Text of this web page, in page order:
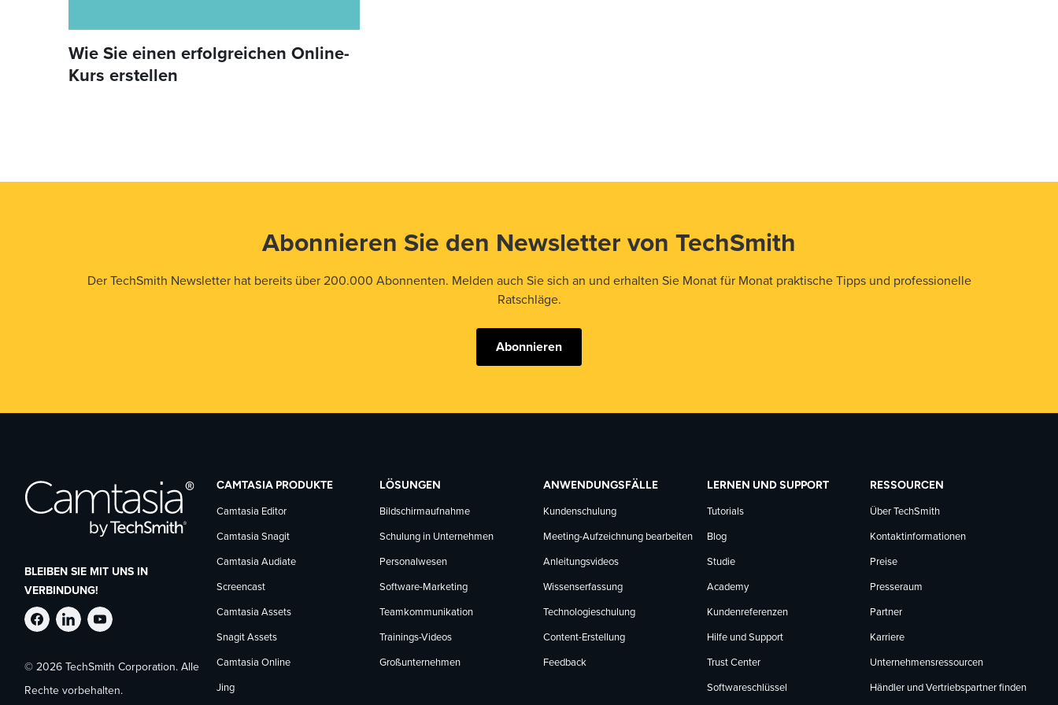
Wie Sie einen erfolgreichen Online-
Kurs erstellen
Abonnieren Sie den Newsletter von TechSmith
Der TechSmith Newsletter hat bereits über 200.000 Abonnenten. Melden auch Sie sich an und erhalten Sie Monat für Monat praktische Tipps und professionelle
Ratschläge.
Abonnieren
BLEIBEN SIE MIT UNS IN
VERBINDUNG!
TechSmith
auf
TechSmith
auf
TechSmith
auf
© 2026 TechSmith Corporation. Alle
Rechte vorbehalten.
CAMTASIA PRODUKTE
Camtasia Editor
Camtasia Snagit
Camtasia Audiate
Screencast
Camtasia Assets
Snagit Assets
Camtasia Online
Jing
LÖSUNGEN
Bildschirmaufnahme
Schulung in Unternehmen
Personalwesen
Software-Marketing
Teamkommunikation
Trainings-Videos
Großunternehmen
ANWENDUNGSFÄLLE
Kundenschulung
Meeting-Aufzeichnung bearbeiten
Anleitungsvideos
Wissenserfassung
Technologieschulung
Content-Erstellung
Feedback
LERNEN UND SUPPORT
Tutorials
Blog
Studie
Academy
Kundenreferenzen
Hilfe und Support
Trust Center
Softwareschlüssel
RESSOURCEN
Über TechSmith
Kontaktinformationen
Preise
Presseraum
Partner
Karriere
Unternehmensressourcen
Händler und Vertriebspartner finden